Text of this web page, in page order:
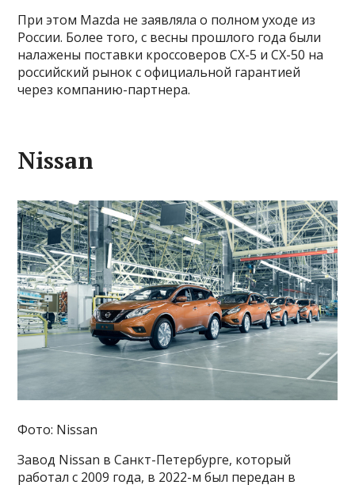
При этом Mazda не заявляла о полном уходе из
России. Более того, с весны прошлого года были
налажены поставки кроссоверов CX-5 и CX-50 на
российский рынок с официальной гарантией
через компанию-партнера.
Nissan
Фото: Nissan
Завод Nissan в Санкт-Петербурге, который
работал с 2009 года, в 2022-м был передан в